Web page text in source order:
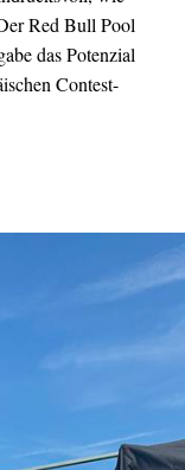
Red Bull Pool
das Potenzial
Contest-